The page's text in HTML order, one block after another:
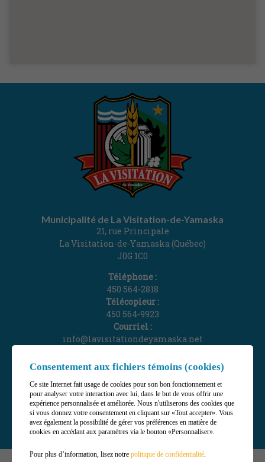
Consentement aux fichiers témoins (cookies)
Ce site Internet fait usage de cookies pour son bon fonctionnement et
pour analyser votre interaction avec lui, dans le but de vous offrir une
expérience personnalisée et améliorée. Nous n'utiliserons des cookies que
si vous donnez votre consentement en cliquant sur «Tout accepter». Vous
avez également la possibilité de gérer vos préférences en matière de
cookies en accédant aux paramètres via le bouton «Personnaliser».
Pour plus d’information, lisez notre politique de confidentialité.
Municipalité de La Visitation-de-Yamaska
21, rue Principale
La Visitation-de-Yamaska (Québec)
J0G 1C0
Téléphone :
450 564‑2818
Télécopieur :
450 564‑9923
Courriel :
info@lavisitationdeyamaska.net